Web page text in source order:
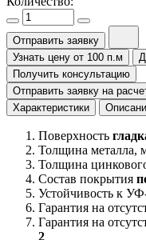
Отправить заявку
Узнать цену от 100 п.м
Получить консультацию
Отправить заявку на
Характеристики
Поверхность
Толщина металла,
Толщина
Состав покрытия
Устойчивость к
Гарантия на
Гарантия на
2